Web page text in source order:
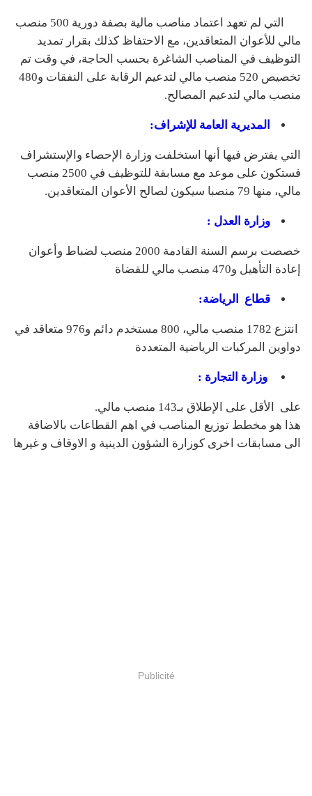
التي لم تعهد اعتماد مناصب مالية بصفة دورية 500 منصب
مالي للأعوان المتعاقدين، مع الاحتفاظ كذلك بقرار تمديد
التوظيف في المناصب الشاغرة بحسب الحاجة، في وقت تم
تخصيص 520 منصب مالي لتدعيم الرقابة على النفقات و480
منصب مالي لتدعيم المصالح.
المديرية العامة للإشراف:
التي يفترض فيها أنها استخلفت وزارة الإحصاء والإستشراف
فستكون على موعد مع مسابقة للتوظيف في 2500 منصب
مالي، منها 79 منصبا سيكون لصالح الأعوان المتعاقدين.
وزارة العدل :
خصصت برسم السنة القادمة 2000 منصب لضباط وأعوان
إعادة التأهيل و470 منصب مالي للقضاة
قطاع الرياضة:
انتزع 1782 منصب مالي، 800 مستخدم دائم و976 متعاقد في
دواوين المركبات الرياضية المتعددة
وزارة التجارة :
على الأقل على الإطلاق بـ143 منصب مالي.
هذا هو مخطط توزيع المناصب في اهم القطاعات بالاضافة
الى مسابقات اخرى كوزارة الشؤون الدينية و الاوقاف و غيرها
Publicité